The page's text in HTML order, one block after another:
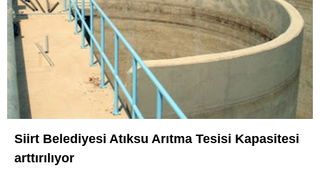
Instagram
Siirt Belediyesi Atıksu Arıtma Tesisi Kapasitesi
arttırılıyor